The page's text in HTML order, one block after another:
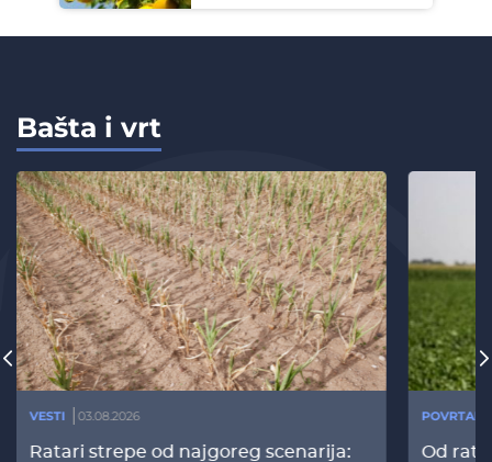
Bašta i vrt
VESTI 03.08.2026
Ratari strepe od najgoreg scenarija:
Od